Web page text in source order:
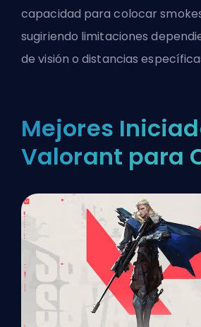
capacidad para colocar
sugiriendo limitaciones
de visión o distancias
Mejores
Valorant para